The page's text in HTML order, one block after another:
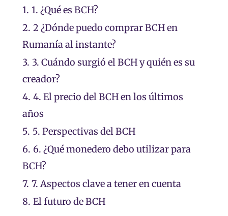
1. 1. ¿Qué es BCH?
2. 2 ¿Dónde puedo comprar BCH en
Rumanía al instante?
3. 3. Cuándo surgió el BCH y quién es su
creador?
4. 4. El precio del BCH en los últimos
años
5. 5. Perspectivas del BCH
6. 6. ¿Qué monedero debo utilizar para
BCH?
7. 7. Aspectos clave a tener en cuenta
8. El futuro de BCH